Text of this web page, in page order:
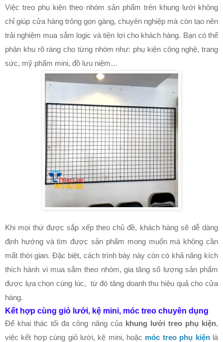
Việc treo phụ kiện theo nhóm sản phẩm trên khung lưới không
chỉ giúp cửa hàng trông gọn gàng, chuyên nghiệp mà còn tạo nên
trải nghiệm mua sắm logic và tiện lợi cho khách hàng. Bạn có thể
phân khu rõ ràng cho từng nhóm như: phụ kiện công nghệ, trang
sức, mỹ phẩm mini, đồ lưu niệm…
Khi mọi thứ được sắp xếp theo chủ đề, khách hàng sẽ dễ dàng
định hướng và tìm được sản phẩm mong muốn mà không cần
mất thời gian. Đặc biệt, cách trình bày này còn có khả năng kích
thích hành vi mua sắm theo nhóm, gia tăng số lượng sản phẩm
được lựa chọn cùng lúc, từ đó tăng doanh thu hiệu quả cho cửa
hàng.
Kết hợp cùng giỏ lưới, kệ mini, móc treo chuyên dụng
Để khai thác tối đa công năng của khung lưới treo phụ kiện,
việc kết hợp cùng giỏ lưới, kệ mini, hoặc móc treo phụ kiệnlà